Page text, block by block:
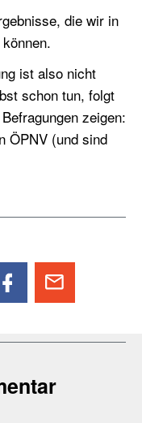
die wir in
ist also nicht
schon tun, folgt
zeigen:
ÖPNV (und sind